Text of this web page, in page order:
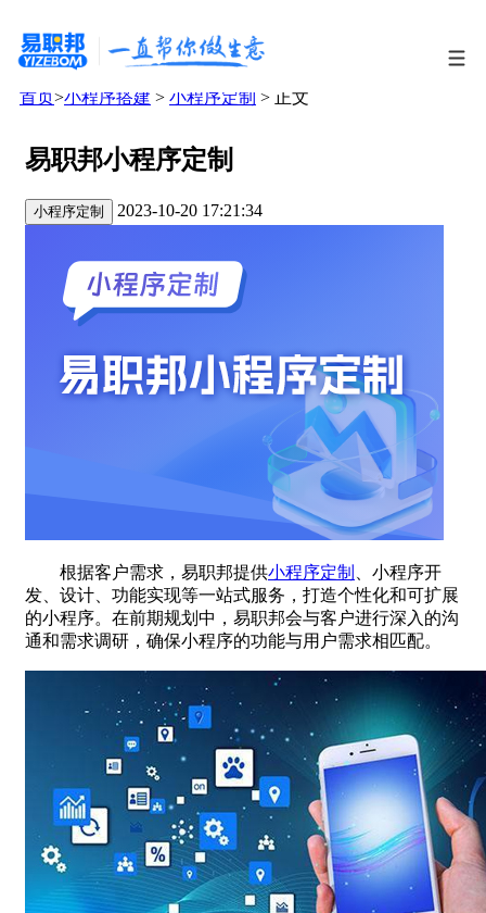
首页>小程序搭建 > 小程序定制 > 正文
易职邦小程序定制
小程序定制 2023-10-20 17:21:34
根据客户需求，易职邦提供小程序定制
、小程序开
发、设计、功能实现等一站式服务，打造个性化和可扩展
的小程序。在前期规划中，易职邦会与客户进行深入的沟
通和需求调研，确保小程序的功能与用户需求相匹配。